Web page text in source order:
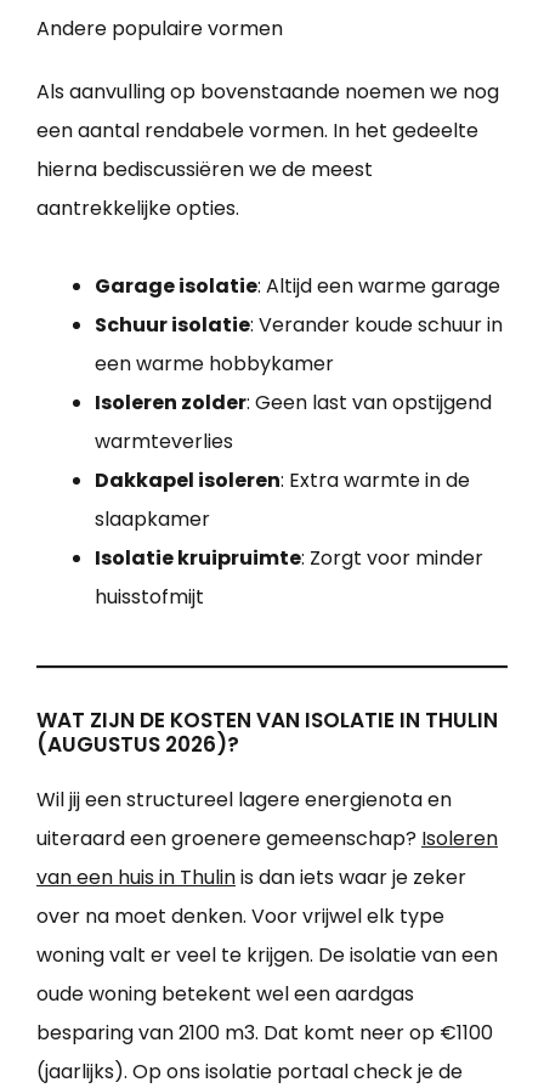
Andere populaire vormen
Als aanvulling op bovenstaande noemen we nog
een aantal rendabele vormen. In het gedeelte
hierna bediscussiëren we de meest
aantrekkelijke opties.
Garage isolatie: Altijd een warme garage
Schuur isolatie: Verander koude schuur in
een warme hobbykamer
Isoleren zolder: Geen last van opstijgend
warmteverlies
Dakkapel isoleren: Extra warmte in de
slaapkamer
Isolatie kruipruimte: Zorgt voor minder
huisstofmijt
WAT ZIJN DE KOSTEN VAN ISOLATIE IN THULIN
(AUGUSTUS 2026)?
Wil jij een structureel lagere energienota en
uiteraard een groenere gemeenschap? Isoleren
van een huis in Thulinis dan iets waar je zeker
over na moet denken. Voor vrijwel elk type
woning valt er veel te krijgen. De isolatie van een
oude woning betekent wel een aardgas
besparing van 2100 m3. Dat komt neer op €1100
(jaarlijks). Op ons isolatie portaal check je de